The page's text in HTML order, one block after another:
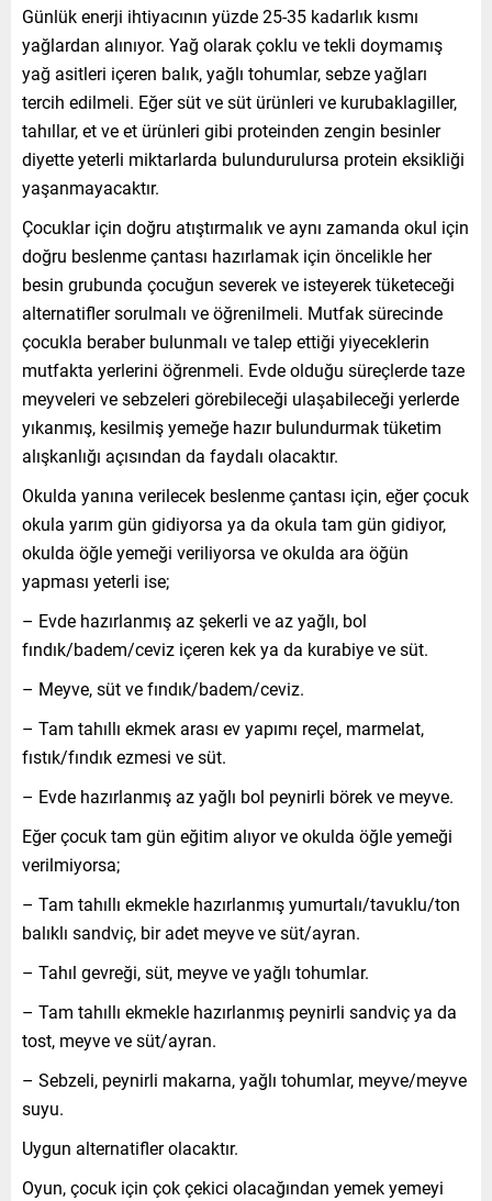
Günlük enerji ihtiyacının yüzde 25-35 kadarlık kısmı
yağlardan alınıyor. Yağ olarak çoklu ve tekli doymamış
yağ asitleri içeren balık, yağlı tohumlar, sebze yağları
tercih edilmeli. Eğer süt ve süt ürünleri ve kurubaklagiller,
tahıllar, et ve et ürünleri gibi proteinden zengin besinler
diyette yeterli miktarlarda bulundurulursa protein eksikliği
yaşanmayacaktır.
Çocuklar için doğru atıştırmalık ve aynı zamanda okul için
doğru beslenme çantası hazırlamak için öncelikle her
besin grubunda çocuğun severek ve isteyerek tüketeceği
alternatifler sorulmalı ve öğrenilmeli. Mutfak sürecinde
çocukla beraber bulunmalı ve talep ettiği yiyeceklerin
mutfakta yerlerini öğrenmeli. Evde olduğu süreçlerde taze
meyveleri ve sebzeleri görebileceği ulaşabileceği yerlerde
yıkanmış, kesilmiş yemeğe hazır bulundurmak tüketim
alışkanlığı açısından da faydalı olacaktır.
Okulda yanına verilecek beslenme çantası için, eğer çocuk
okula yarım gün gidiyorsa ya da okula tam gün gidiyor,
okulda öğle yemeği veriliyorsa ve okulda ara öğün
yapması yeterli ise;
– Evde hazırlanmış az şekerli ve az yağlı, bol
fındık/badem/ceviz içeren kek ya da kurabiye ve süt.
– Meyve, süt ve fındık/badem/ceviz.
– Tam tahıllı ekmek arası ev yapımı reçel, marmelat,
fıstık/fındık ezmesi ve süt.
– Evde hazırlanmış az yağlı bol peynirli börek ve meyve.
Eğer çocuk tam gün eğitim alıyor ve okulda öğle yemeği
verilmiyorsa;
– Tam tahıllı ekmekle hazırlanmış yumurtalı/tavuklu/ton
balıklı sandviç, bir adet meyve ve süt/ayran.
– Tahıl gevreği, süt, meyve ve yağlı tohumlar.
– Tam tahıllı ekmekle hazırlanmış peynirli sandviç ya da
tost, meyve ve süt/ayran.
– Sebzeli, peynirli makarna, yağlı tohumlar, meyve/meyve
suyu.
Uygun alternatifler olacaktır.
Oyun, çocuk için çok çekici olacağından yemek yemeyi